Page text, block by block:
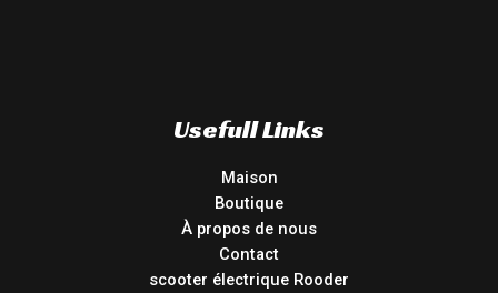
Usefull Links
Maison
Boutique
À propos de nous
Contact
scooter électrique Rooder